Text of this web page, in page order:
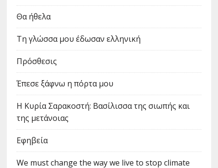
Θα ήθελα
Τη γλώσσα μου έδωσαν ελληνική
Πρόσθεσις
Έπεσε ξάφνω η πόρτα μου
Η Κυρία Σαρακοστή: Βασίλισσα της σιωπής και
της μετάνοιας
Εφηβεία
We must change the way we live to stop climate